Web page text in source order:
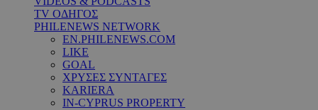
TV ΟΔΗΓΟΣ
PHILENEWS NETWORK
EN.PHILENEWS.COM
LIKE
GOAL
ΧΡΥΣΕΣ ΣΥΝΤΑΓΕΣ
KARIERA
IN-CYPRUS PROPERTY